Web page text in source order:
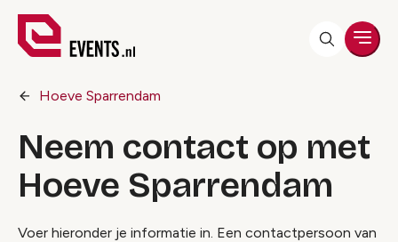
Hoeve Sparrendam
Neem contact op met
Hoeve Sparrendam
Voer hieronder je informatie in. Een contactpersoon van